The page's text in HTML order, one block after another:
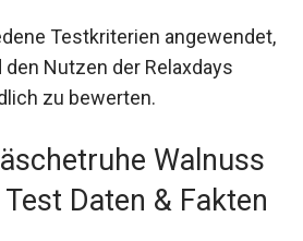
Testkriterien angewendet,
den Nutzen der Relaxdays
zu bewerten.
Walnuss
Daten & Fakten